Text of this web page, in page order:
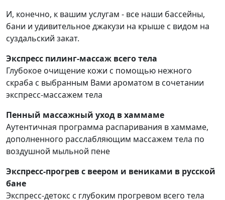
И, конечно, к вашим услугам - все наши бассейны,
бани и удивительное джакузи на крыше с видом на
суздальский закат.
Экспресс пилинг-массаж всего тела
Глубокое очищение кожи с помощью нежного
скраба с выбранным Вами ароматом в сочетании
экспресс-массажем тела
Пенный массажный уход в хаммаме
Аутентичная программа распаривания в хаммаме,
дополненного расслабляющим массажем тела по
воздушной мыльной пене
Экспресс-прогрев с веером и вениками в русской
бане
Экспресс-детокс с глубоким прогревом всего тела